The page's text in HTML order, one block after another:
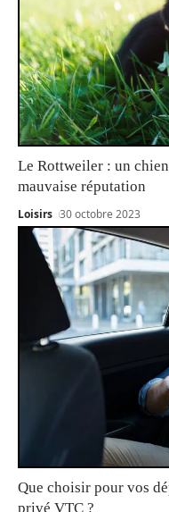
Le Rottweiler : un
mauvaise réputation
Loisirs 30 octobre 2023
Que choisir pour vos
privé VTC ?